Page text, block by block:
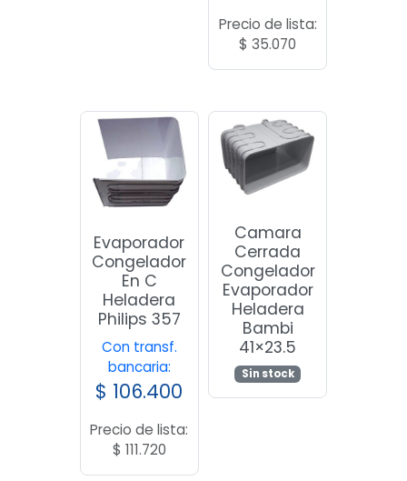
Precio de lista:
$ 35.070
Evaporador
Congelador
En C
Heladera
Philips 357
Con transf.
bancaria:
$ 106.400
Precio de lista:
$ 111.720
Camara
Cerrada
Congelador
Evaporador
Heladera
Bambi
41×23.5
Sin stock